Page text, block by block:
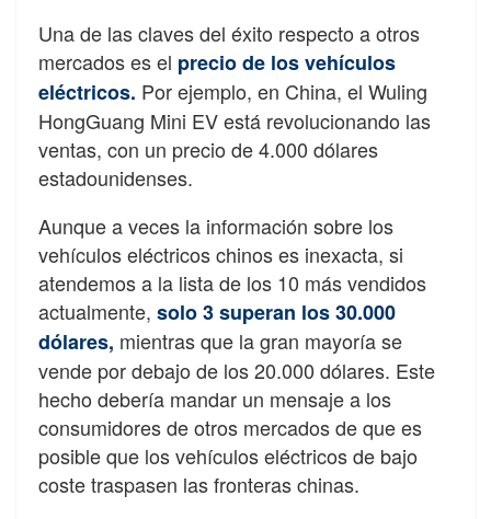
Una de las claves del éxito respecto a otros
mercados es el precio de los vehículos
eléctricos. Por ejemplo, en China, el Wuling
HongGuang Mini EV está revolucionando las
ventas, con un precio de 4.000 dólares
estadounidenses.
Aunque a veces la información sobre los
vehículos eléctricos chinos es inexacta, si
atendemos a la lista de los 10 más vendidos
actualmente, solo 3 superan los 30.000
dólares, mientras que la gran mayoría se
vende por debajo de los 20.000 dólares. Este
hecho debería mandar un mensaje a los
consumidores de otros mercados de que es
posible que los vehículos eléctricos de bajo
coste traspasen las fronteras chinas.